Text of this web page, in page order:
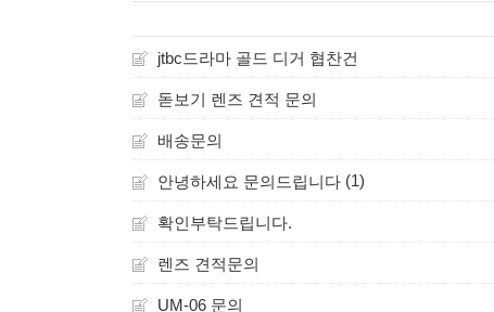
jtbc드라마 골드 디거 협찬건
돋보기 렌즈 견적 문의
배송문의
안녕하세요 문의드립니다 (1)
확인부탁드립니다.
렌즈 견적문의
UM-06 문의